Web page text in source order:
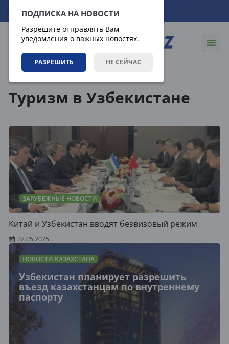
ПОДПИСКА НА НОВОСТИ
Разрешите отправлять Вам
уведомления о важных новостях.
РАЗРЕШИТЬ НЕ СЕЙЧАС
08.08.2026 15:44:34
Туризм в Узбекистане
ЗАРУБЕЖНЫЕ НОВОСТИ
Китай и Узбекистан вводят безвизовый режим
22.05.2025
НОВОСТИ КАЗАХСТАНА
Узбекистан планирует разрешить
въезд казахстанцам по внутреннему
паспорту